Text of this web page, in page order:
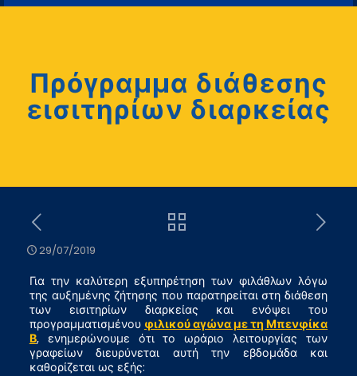
Πρόγραμμα διάθεσης
εισιτηρίων διαρκείας
29/07/2019
Για την καλύτερη εξυπηρέτηση των φιλάθλων λόγω
της αυξημένης ζήτησης που παρατηρείται στη διάθεση
των εισιτηρίων διαρκείας και ενόψει του
προγραμματισμένου φιλικού αγώνα με τη Μπενφίκα
Β, ενημερώνουμε ότι το ωράριο λειτουργίας των
γραφείων διευρύνεται αυτή την εβδομάδα και
καθορίζεται ως εξής: